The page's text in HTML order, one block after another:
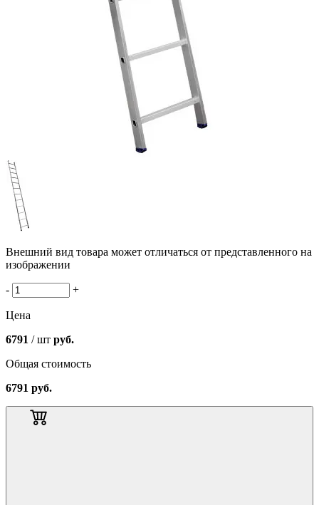
Внешний вид товара может отличаться от представленного на
изображении
- +
Цена
6791 / шт руб.
Общая стоимость
6791 руб.